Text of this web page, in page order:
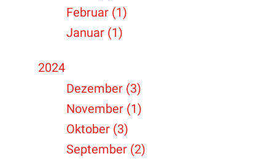
Februar (1)
Januar (1)
2024
Dezember (3)
November (1)
Oktober (3)
September (2)